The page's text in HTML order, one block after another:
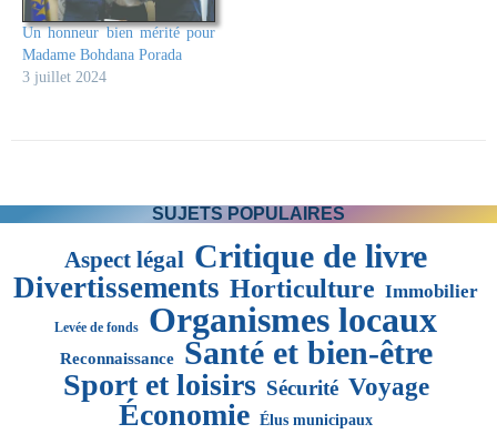
Un honneur bien mérité pour
Madame Bohdana Porada
3 juillet 2024
SUJETS POPULAIRES
Aspect légal Critique de livre
Divertissements Horticulture Immobilier
Levée de fonds Organismes locaux
Reconnaissance Santé et bien-être
Sport et loisirs Sécurité Voyage
Économie Élus municipaux